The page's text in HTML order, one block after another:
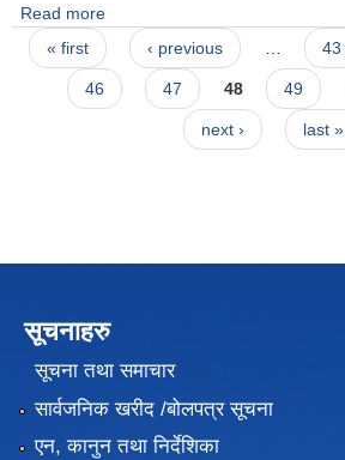
Read more
Pages
« first ‹ previous … 43
46 47 48 49
next › last »
सूचनाहरु
सूचना तथा समाचार
सार्वजनिक खरीद /बोलपत्र सूचना
एन, कानुन तथा निर्देशिका